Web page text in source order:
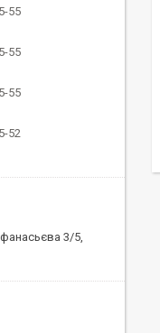
55
55
55
52
3/5,